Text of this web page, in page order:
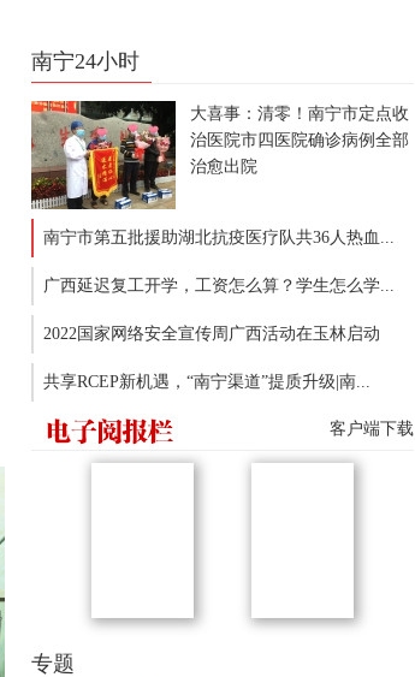
南宁24小时
大喜事：清零！南宁市定点收
治医院市四医院确诊病例全部
治愈出院
南宁市第五批援助湖北抗疫医疗队共36人热血...
广西延迟复工开学，工资怎么算？学生怎么学...
2022国家网络安全宣传周广西活动在玉林启动
共享RCEP新机遇，“南宁渠道”提质升级|南...
客户端下载
专题